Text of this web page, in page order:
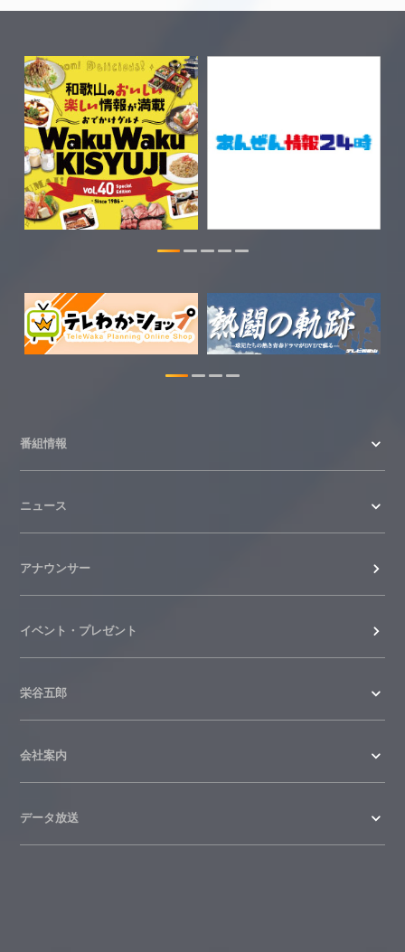
2026.08.04
ちゃぶ台おかわりの情報を更新しまし
た。
WTV NEWS6【WAKAYAMA SDGs】の
情報を更新しました。
特別番組【8月】の情報を更新しました。
2026.07.28
わかやま医療ナビの情報を更新しまし
WTV NEWS6【ここ押し！】の情報を更
番組情報
ニュース
アナウンサー
イベント・プレゼント
栄谷五郎
会社案内
データ放送